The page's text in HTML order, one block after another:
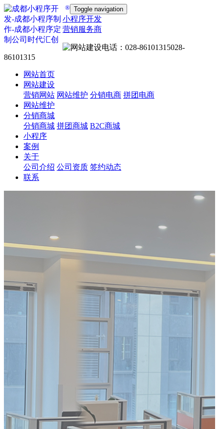
Toggle navigation
®
小程序开发
营销服务商
028-
86101315
网站首页
网站建设
营销网站 网站维护 分销电商 拼团电商
网站维护
分销商城
分销商城 拼团商城 B2C商城
小程序
案例
关于
公司介绍 公司资质 签约动态
联系